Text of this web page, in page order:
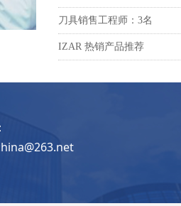
刀具销售工程师：3名
IZAR 热销产品推荐